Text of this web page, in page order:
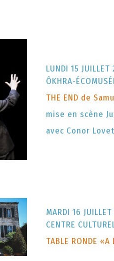
LUNDI 15
ÔKHRA-
THE END de
mise en scène
avec Conor
MARDI 16
CENTRE
TABLE RONDE «A